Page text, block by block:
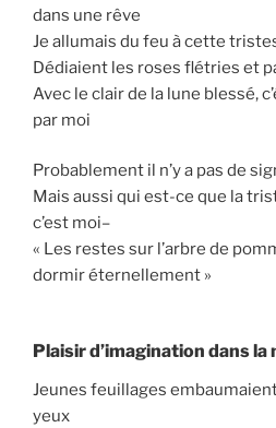
dans une rêve
Je allumais du feu à cette
Dédiaient les roses flétries et
Avec le clair de la lune blessé,
par moi
Probablement il n’y a pas de
Mais aussi qui est-ce que la
c’est moi–
« Les restes sur l’arbre de
dormir éternellement »
Plaisir d’imagination dans la
Jeunes feuillages
yeux